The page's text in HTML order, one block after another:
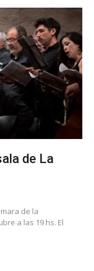
de La
de la
a las 19 hs. El